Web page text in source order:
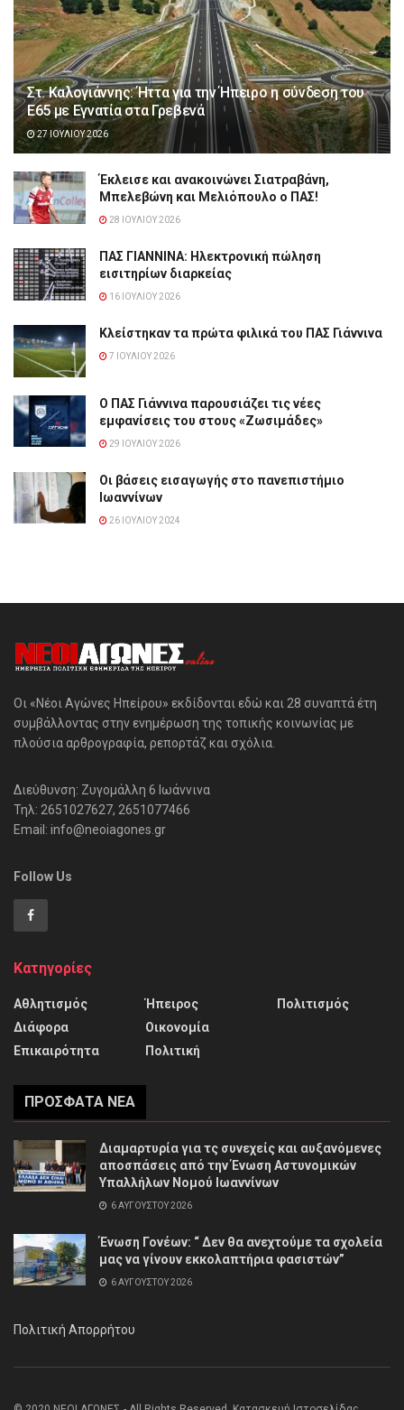
Στ. Καλογιάννης: Ήττα για την Ήπειρο η σύνδεση του
Ε65 με Εγνατία στα Γρεβενά
27 ΙΟΥΛΊΟΥ 2026
Έκλεισε και ανακοινώνει Σιατραβάνη,
Μπελεβώνη και Μελιόπουλο ο ΠΑΣ!
28 ΙΟΥΛΊΟΥ 2026
ΠΑΣ ΓΙΑΝΝΙΝΑ: Hλεκτρονική πώληση
εισιτηρίων διαρκείας
16 ΙΟΥΛΊΟΥ 2026
Κλείστηκαν τα πρώτα φιλικά του ΠΑΣ Γιάννινα
7 ΙΟΥΛΊΟΥ 2026
Ο ΠΑΣ Γιάννινα παρουσιάζει τις νέες
εμφανίσεις του στους «Ζωσιμάδες»
29 ΙΟΥΛΊΟΥ 2026
Οι βάσεις εισαγωγής στο πανεπιστήμιο
Ιωαννίνων
26 ΙΟΥΛΊΟΥ 2024
Οι «Νέοι Αγώνες Ηπείρου» εκδίδονται εδώ και 28 συναπτά έτη
συμβάλλοντας στην ενημέρωση της τοπικής κοινωνίας με
πλούσια αρθρογραφία, ρεπορτάζ και σχόλια.
Διεύθυνση: Ζυγομάλλη 6 Ιωάννινα
Τηλ: 2651027627, 2651077466
Email: info@neoiagones.gr
Follow Us
Κατηγορίες
Αθλητισμός
Διάφορα
Επικαιρότητα
Ήπειρος
Οικονομία
Πολιτική
Πολιτισμός
ΠΡΌΣΦΑΤΑ ΝΈΑ
Διαμαρτυρία για τς συνεχείς και αυξανόμενες
αποσπάσεις από την Ένωση Αστυνομικών
Υπαλλήλων Νομού Ιωαννίνων
6 ΑΥΓΟΎΣΤΟΥ 2026
Ένωση Γονέων: “ Δεν θα ανεχτούμε τα σχολεία
μας να γίνουν εκκολαπτήρια φασιστών”
6 ΑΥΓΟΎΣΤΟΥ 2026
Πολιτική Απορρήτου